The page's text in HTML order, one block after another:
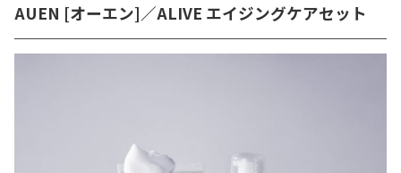
AUEN [オーエン]／ALIVE エイジングケアセット